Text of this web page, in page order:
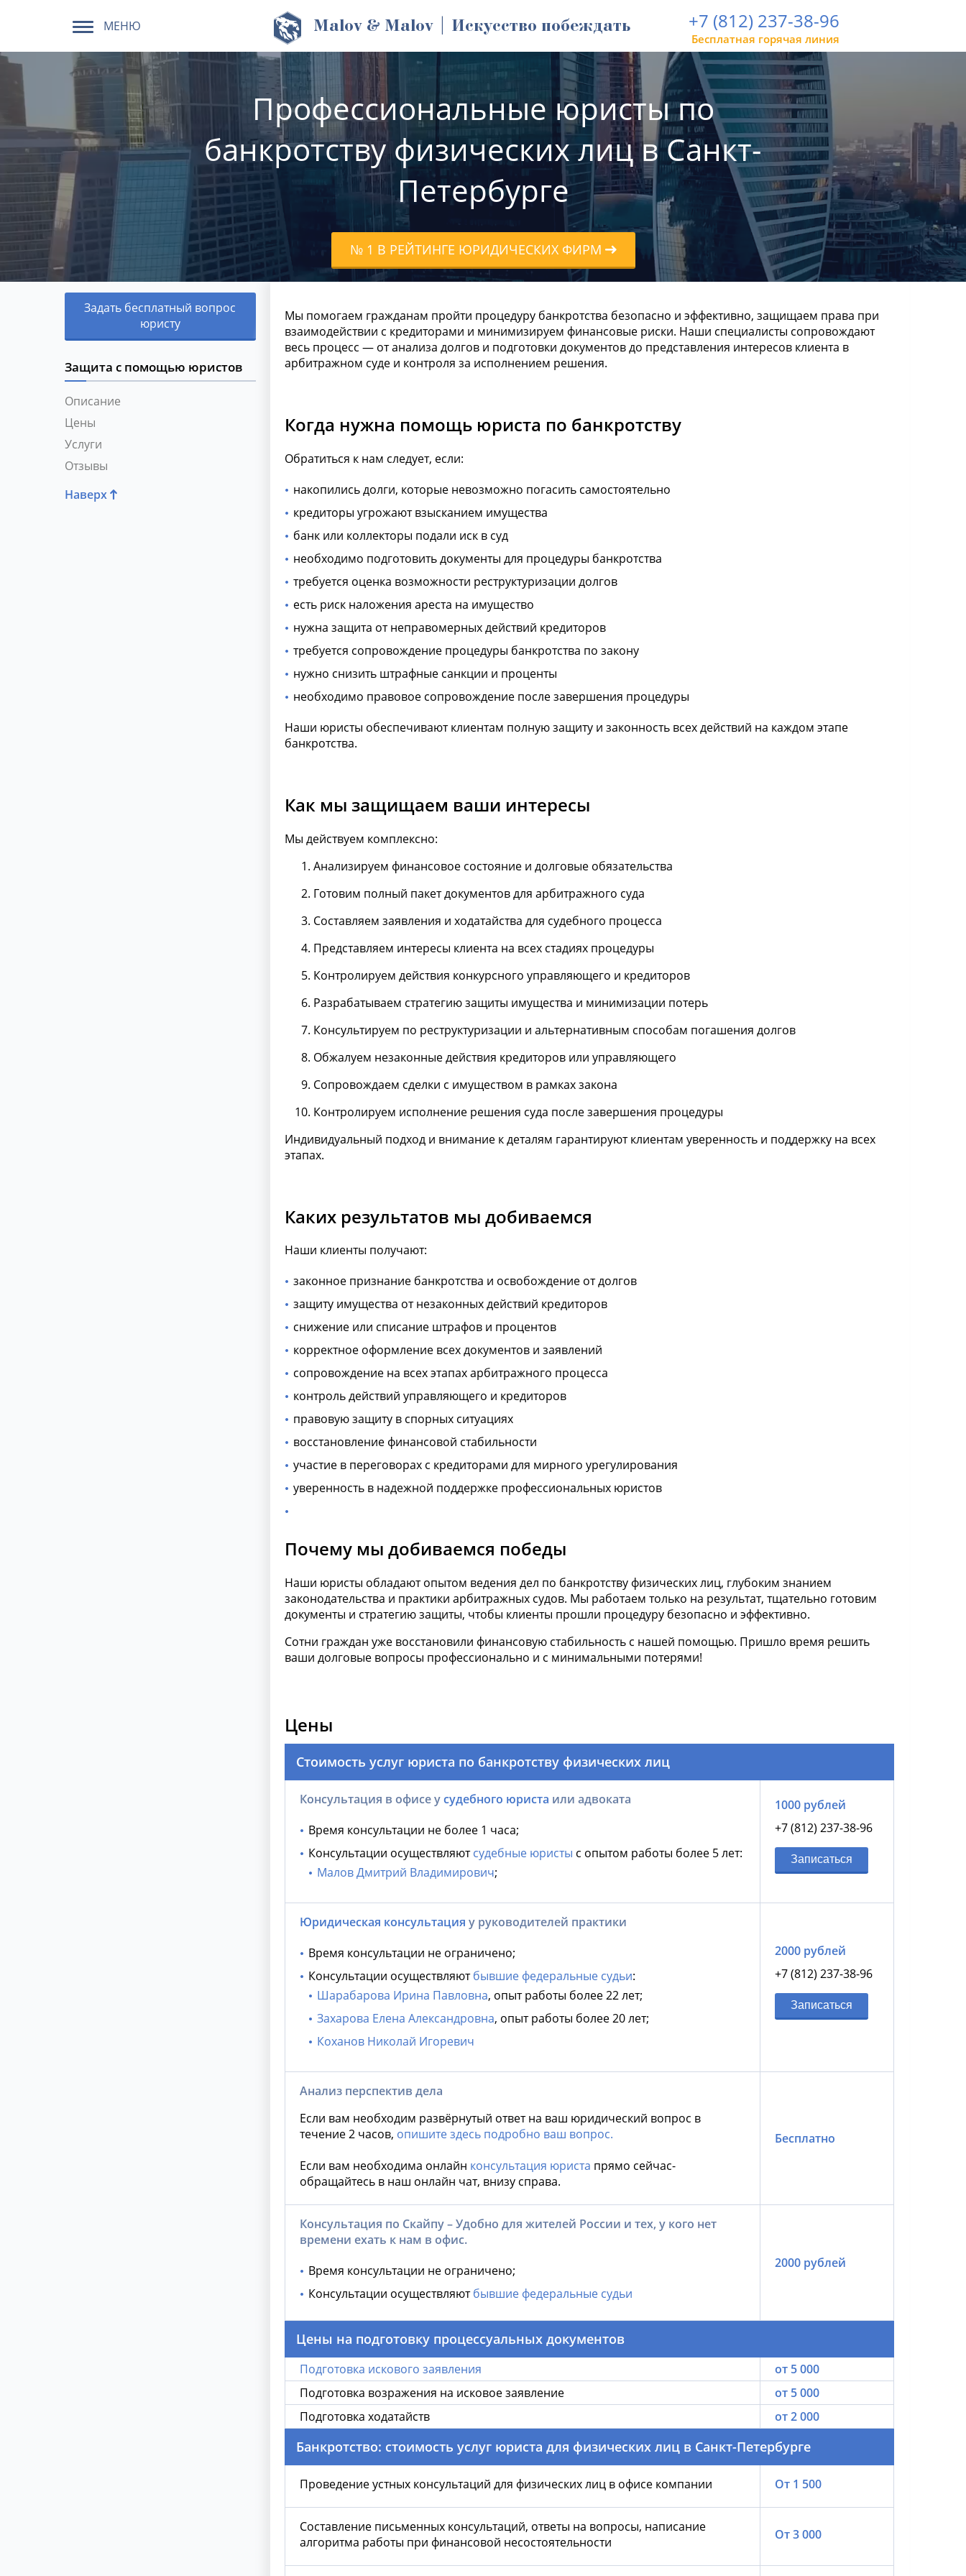
МЕНЮ Malov & Malov | Искусство побеждать +7 (812) 237-38-96
Бесплатная горячая линия
Профессиональные юристы по
банкротству физических лиц в Санкт-
Петербурге
№ 1 В РЕЙТИНГЕ ЮРИДИЧЕСКИХ ФИРМ
Задать бесплатный вопрос
юристу
Защита с помощью юристов
Описание
Цены
Услуги
Отзывы
Наверх
Мы помогаем гражданам пройти процедуру банкротства безопасно и эффективно, защищаем права при
взаимодействии с кредиторами и минимизируем финансовые риски. Наши специалисты сопровождают
весь процесс — от анализа долгов и подготовки документов до представления интересов клиента в
арбитражном суде и контроля за исполнением решения.
Когда нужна помощь юриста по банкротству
Обратиться к нам следует, если:
накопились долги, которые невозможно погасить самостоятельно
кредиторы угрожают взысканием имущества
банк или коллекторы подали иск в суд
необходимо подготовить документы для процедуры банкротства
требуется оценка возможности реструктуризации долгов
есть риск наложения ареста на имущество
нужна защита от неправомерных действий кредиторов
требуется сопровождение процедуры банкротства по закону
нужно снизить штрафные санкции и проценты
необходимо правовое сопровождение после завершения процедуры
Наши юристы обеспечивают клиентам полную защиту и законность всех действий на каждом этапе
банкротства.
Как мы защищаем ваши интересы
Мы действуем комплексно:
Анализируем финансовое состояние и долговые обязательства
Готовим полный пакет документов для арбитражного суда
Составляем заявления и ходатайства для судебного процесса
Представляем интересы клиента на всех стадиях процедуры
Контролируем действия конкурсного управляющего и кредиторов
Разрабатываем стратегию защиты имущества и минимизации потерь
Консультируем по реструктуризации и альтернативным способам погашения долгов
Обжалуем незаконные действия кредиторов или управляющего
Сопровождаем сделки с имуществом в рамках закона
Контролируем исполнение решения суда после завершения процедуры
Индивидуальный подход и внимание к деталям гарантируют клиентам уверенность и поддержку на всех
этапах.
Каких результатов мы добиваемся
Наши клиенты получают:
законное признание банкротства и освобождение от долгов
защиту имущества от незаконных действий кредиторов
снижение или списание штрафов и процентов
корректное оформление всех документов и заявлений
сопровождение на всех этапах арбитражного процесса
контроль действий управляющего и кредиторов
правовую защиту в спорных ситуациях
восстановление финансовой стабильности
участие в переговорах с кредиторами для мирного урегулирования
уверенность в надежной поддержке профессиональных юристов
Почему мы добиваемся победы
Наши юристы обладают опытом ведения дел по банкротству физических лиц, глубоким знанием
законодательства и практики арбитражных судов. Мы работаем только на результат, тщательно готовим
документы и стратегию защиты, чтобы клиенты прошли процедуру безопасно и эффективно.
Сотни граждан уже восстановили финансовую стабильность с нашей помощью. Пришло время решить
ваши долговые вопросы профессионально и с минимальными потерями!
Цены
Стоимость услуг юриста по банкротству физических лиц
Консультация в офисе усудебного юриста или адвоката
Время консультации не более 1 часа;
Консультации осуществляютсудебные юристы с опытом работы более 5 лет:
Малов Дмитрий Владимирович;
1000 рублей
+7 (812) 237-38-96
Записаться
Юридическая консультация у руководителей практики
Время консультации не ограничено;
Консультации осуществляютбывшие федеральные судьи:
Шарабарова Ирина Павловна, опыт работы более 22 лет;
Захарова Елена Александровна, опыт работы более 20 лет;
Коханов Николай Игоревич
2000 рублей
+7 (812) 237-38-96
Записаться
Анализ перспектив дела
Если вам необходим развёрнутый ответ на ваш юридический вопрос в
течение 2 часов, опишите здесь подробно ваш вопрос.
Если вам необходима онлайн консультация юриста прямо сейчас-
обращайтесь в наш онлайн чат, внизу справа.
Бесплатно
Консультация по Скайпу – Удобно для жителей России и тех, у кого нет
времени ехать к нам в офис.
Время консультации не ограничено;
Консультации осуществляютбывшие федеральные судьи
2000 рублей
Цены на подготовку процессуальных документов
Подготовка искового заявления
от 5 000
Подготовка возражения на исковое заявление
от 5 000
Подготовка ходатайств
от 2 000
Банкротство: стоимость услуг юриста для физических лиц в Санкт-Петербурге
Проведение устных консультаций для физических лиц в офисе компании От 1 500
Составление письменных консультаций, ответы на вопросы, написание
алгоритма работы при финансовой несостоятельности
От 3 000